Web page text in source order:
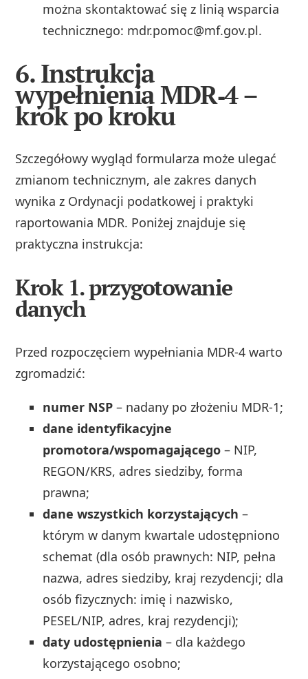
można skontaktować się z linią wsparcia
technicznego: mdr.pomoc@mf.gov.pl.
6. Instrukcja
wypełnienia MDR‑4 –
krok po kroku
Szczegółowy wygląd formularza może ulegać
zmianom technicznym, ale zakres danych
wynika z Ordynacji podatkowej i praktyki
raportowania MDR. Poniżej znajduje się
praktyczna instrukcja:
Krok 1. przygotowanie
danych
Przed rozpoczęciem wypełniania MDR‑4 warto
zgromadzić:
numer NSP – nadany po złożeniu MDR‑1;
dane identyfikacyjne
promotora/wspomagającego – NIP,
REGON/KRS, adres siedziby, forma
prawna;
dane wszystkich korzystających –
którym w danym kwartale udostępniono
schemat (dla osób prawnych: NIP, pełna
nazwa, adres siedziby, kraj rezydencji; dla
osób fizycznych: imię i nazwisko,
PESEL/NIP, adres, kraj rezydencji);
daty udostępnienia – dla każdego
korzystającego osobno;